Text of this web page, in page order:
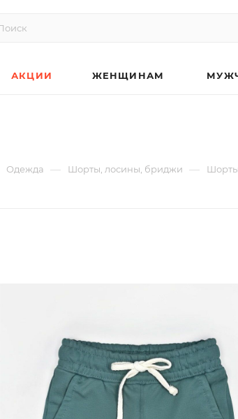
АКЦИИ ЖЕНЩИНАМ
Одежда — Шорты, лосины, бриджи —